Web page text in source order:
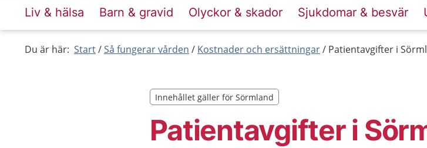
Liv & hälsa Barn & gravid Olyckor & skador Sjukdomar & besvär
Du är här: Start Så fungerar vården Kostnader och ersättningar Patientavgifter i
Patientavgifter i
Innehållet gäller för Sörmland
Innehållet gäller för Sörmland